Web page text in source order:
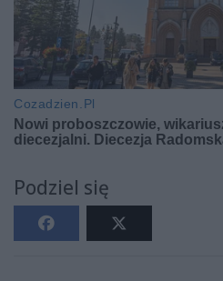
Podziel się